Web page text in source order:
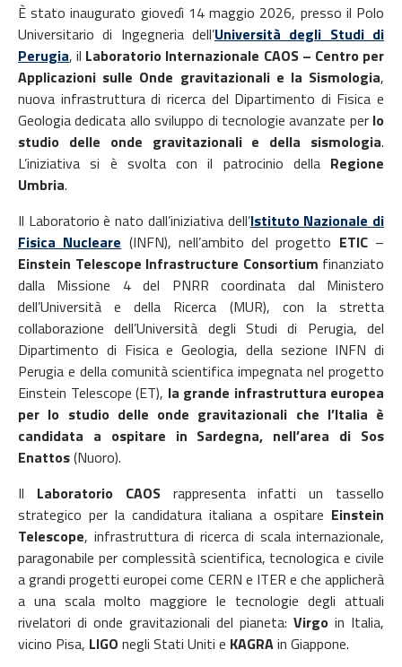
È stato inaugurato giovedì 14 maggio 2026, presso il Polo
Universitario di Ingegneria dell’Università degli Studi di
Perugia, il Laboratorio Internazionale CAOS – Centro per
Applicazioni sulle Onde gravitazionali e la Sismologia,
nuova infrastruttura di ricerca del Dipartimento di Fisica e
Geologia dedicata allo sviluppo di tecnologie avanzate perlo
studio delle onde gravitazionali e della sismologia.
L’iniziativa si è svolta con il patrocinio della Regione
Umbria.
Il Laboratorio è nato dall’iniziativa dell’Istituto Nazionale di
Fisica Nucleare (INFN), nell’ambito del progetto ETIC–
Einstein Telescope Infrastructure Consortium finanziato
dalla Missione 4 del PNRR coordinata dal Ministero
dell’Università e della Ricerca (MUR), con la stretta
collaborazione dell’Università degli Studi di Perugia, del
Dipartimento di Fisica e Geologia, della sezione INFN di
Perugia e della comunità scientifica impegnata nel progetto
Einstein Telescope (ET), la grande infrastruttura europea
per lo studio delle onde gravitazionali che l’Italia è
candidata a ospitare in Sardegna, nell’area di Sos
Enattos(Nuoro).
Il Laboratorio CAOSrappresenta infatti un tassello
strategico per la candidatura italiana a ospitare Einstein
Telescope, infrastruttura di ricerca di scala internazionale,
paragonabile per complessità scientifica, tecnologica e civile
a grandi progetti europei come CERN e ITER e che applicherà
a una scala molto maggiore le tecnologie degli attuali
rivelatori di onde gravitazionali del pianeta: Virgo in Italia,
vicino Pisa, LIGO negli Stati Uniti e KAGRAin Giappone.